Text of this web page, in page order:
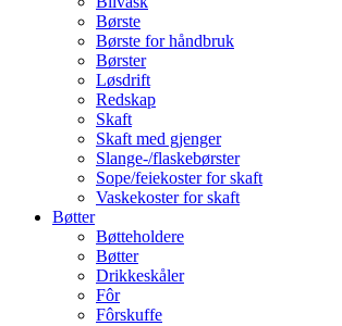
Børste
Børste for håndbruk
Børster
Løsdrift
Redskap
Skaft
Skaft med gjenger
Slange-/flaskebørster
Sope/feiekoster for skaft
Vaskekoster for skaft
Bøtter
Bøtteholdere
Bøtter
Drikkeskåler
Fôr
Fôrskuffe